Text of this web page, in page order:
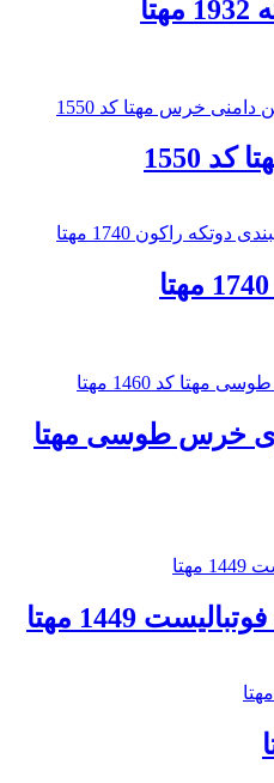
تومان.
1550
خرس طوسی مهتا
1449 مهتا